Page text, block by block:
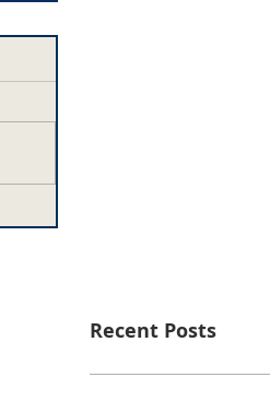
Recent Posts